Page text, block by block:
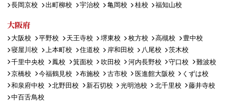
長岡京校
出町柳校 宇治校 亀岡校 桂校 福知山校
大阪府
大阪校 平野校 天王寺校 堺東校 枚方校 高槻校
豊中校
寝屋川校
上本町校 住道校 岸和田校 八尾校
茨木校
千里中央校
鳳校 箕面校 吹田校 河内長野校 守口校
難波校
京橋校
今福鶴見校 布施校 古市校 医進館大阪校
くずは校
和泉府中校
北野田校 新石切校 光明池校 北千里校
藤井寺校
中百舌鳥校